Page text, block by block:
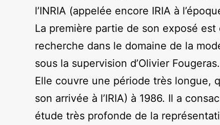
l’INRIA (appelée encore IRIA à
La première partie de son exposé est
recherche dans le domaine de la
sous la supervision d’Olivier Fougeras.
Elle couvre une période très longue,
son arrivée à l’IRIA) à 1986. Il a
étude très profonde de la